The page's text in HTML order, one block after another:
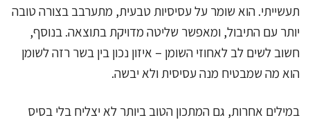
תעשייתי. הוא שומר על עסיסיות טבעית, מתערבב בצורה טובה
יותר עם התיבול, ומאפשר שליטה מדויקת בתוצאה. בנוסף,
חשוב לשים לב לאחוזי השומן – איזון נכון בין בשר רזה לשומן
הוא מה שמבטיח מנה עסיסית ולא יבשה.
במילים אחרות, גם המתכון הטוב ביותר לא יצליח בלי בסיס